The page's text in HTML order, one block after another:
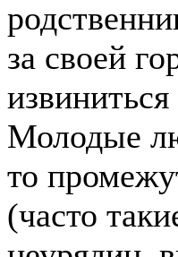
за своей
Молодые
то
(часто